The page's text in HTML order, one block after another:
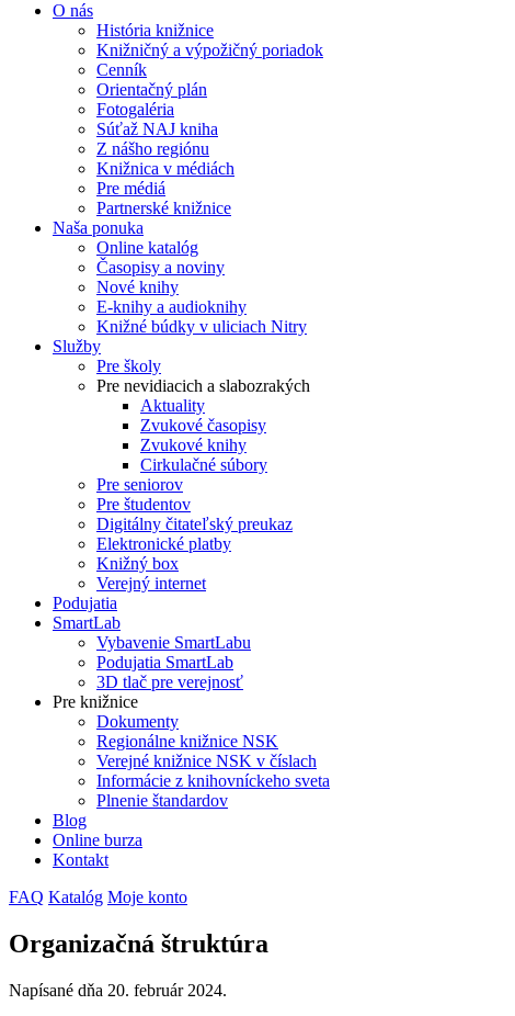
O nás
História knižnice
Knižničný a výpožičný poriadok
Cenník
Orientačný plán
Fotogaléria
Súťaž NAJ kniha
Z nášho regiónu
Knižnica v médiách
Pre médiá
Partnerské knižnice
Naša ponuka
Online katalóg
Časopisy a noviny
Nové knihy
E-knihy a audioknihy
Knižné búdky v uliciach Nitry
Služby
Pre školy
Pre nevidiacich a slabozrakých
Aktuality
Zvukové časopisy
Zvukové knihy
Cirkulačné súbory
Pre seniorov
Pre študentov
Digitálny čitateľský preukaz
Elektronické platby
Knižný box
Verejný internet
Podujatia
SmartLab
Vybavenie SmartLabu
Podujatia SmartLab
3D tlač pre verejnosť
Pre knižnice
Dokumenty
Regionálne knižnice NSK
Verejné knižnice NSK v číslach
Informácie z knihovníckeho sveta
Plnenie štandardov
Blog
Online burza
Kontakt
FAQ Katalóg Moje konto
Organizačná štruktúra
Napísané dňa 20. február 2024.